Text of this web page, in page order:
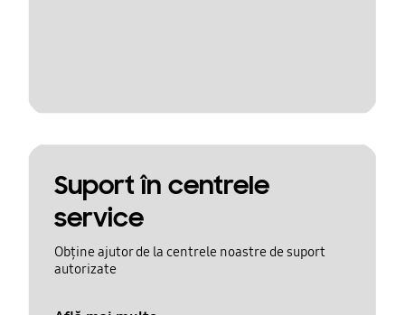
Suport în centrele
service
Obține ajutor de la centrele noastre de suport
autorizate